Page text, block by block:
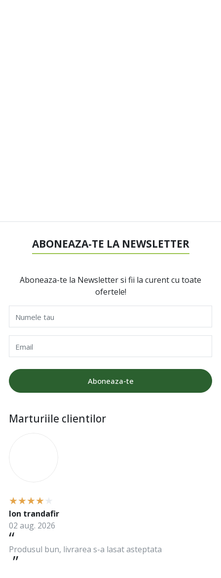
ABONEAZA-TE LA NEWSLETTER
Aboneaza-te la Newsletter si fii la curent cu toate
ofertele!
Numele tau
Email
Aboneaza-te
Marturiile clientilor
Produsul bun, livrarea s-a lasat asteptata
Ion trandafir
02 aug. 2026